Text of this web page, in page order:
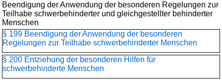
Beendigung der Anwendung der besonderen Regelungen zur
Teilhabe schwerbehinderter und gleichgestellter behinderter
Menschen
§ 199 Beendigung der Anwendung der besonderen
Regelungen zur Teilhabe schwerbehinderter Menschen
§ 200 Entziehung der besonderen Hilfen für
schwerbehinderte Menschen